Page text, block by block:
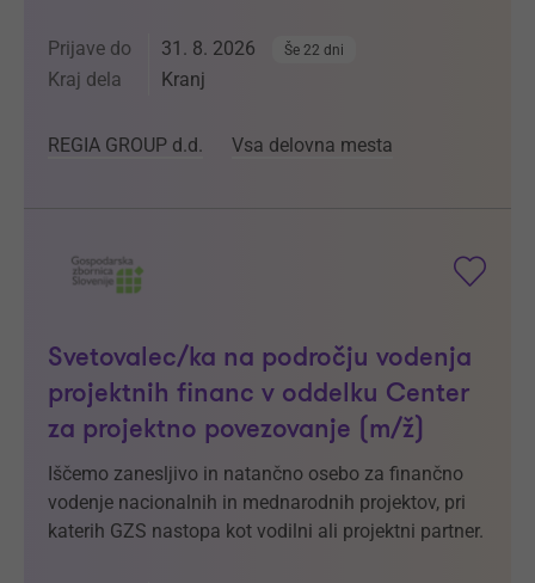
Prijave do 31. 8. 2026 Še 22 dni
Kraj dela Kranj
REGIA GROUP d.d. Vsa delovna mesta
Svetovalec/ka na področju vodenja
projektnih financ v oddelku Center
za projektno povezovanje (m/ž)
Iščemo zanesljivo in natančno osebo za finančno
vodenje nacionalnih in mednarodnih projektov, pri
katerih GZS nastopa kot vodilni ali projektni partner.